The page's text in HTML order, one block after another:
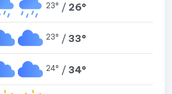
23° / 26°
23° / 33°
24° / 34°